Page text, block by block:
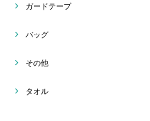
ガードテープ
バッグ
その他
タオル